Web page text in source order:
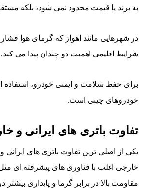
به برند یا قیمت محدود نمی شود، بلکه
در شهرهایی مانند اهواز که گرمای هوا
شرایط اقلیمی اهمیت دو چندان پیدا می کند.
برای حفظ سلامت و ایمنی خودرو،
خودروهای چینی است.
تفاوت باتری های ایرانی و
یکی از اصلی ترین تفاوت باتری های
مقاومت بالا در برابر گرما و پایداری